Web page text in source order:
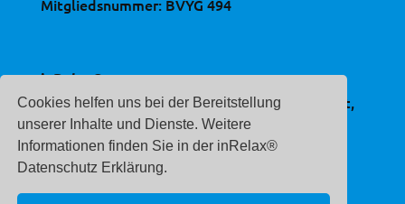
Cookies helfen uns bei der Bereitstellung
unserer Inhalte und Dienste. Weitere
Informationen finden Sie in der inRelax®
Datenschutz Erklärung.
Mitgliedsnummer: BVYG 494
inRelax®
ist eine, im Deutschen Patent- und Markenamt,
eingetragene Marke.
Registernummer:
30 2020 212 507